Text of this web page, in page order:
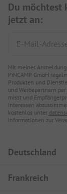
Du möchtest
jetzt an:
Mit meiner
PiNCAMP GmbH
Produkten und
und Werbepartnern
misst und
Interessen
kostenlos unter
Informationen zur
Deutschland
Frankreich